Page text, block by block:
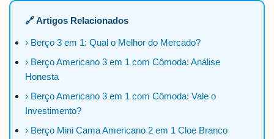
🔗 Artigos Relacionados
› Berço 3 em 1: Qual o Melhor do Mercado?
› Berço Americano 3 em 1 com Cômoda: Análise
Honesta
› Berço Americano 3 em 1 com Cômoda: Vale o
Investimento?
› Berço Mini Cama Americano 2 em 1 Cloe Branco